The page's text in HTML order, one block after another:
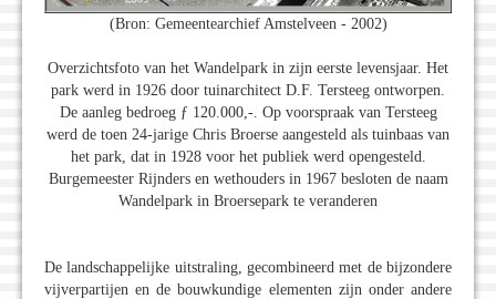
(Bron: Gemeentearchief Amstelveen - 2002)
Overzichtsfoto van het Wandelpark in zijn eerste levensjaar. Het
park werd in 1926 door tuinarchitect D.F. Tersteeg ontworpen.
De aanleg bedroeg ƒ 120.000,-. Op voorspraak van Tersteeg
werd de toen 24-jarige Chris Broerse aangesteld als tuinbaas van
het park, dat in 1928 voor het publiek werd opengesteld.
Burgemeester Rijnders en wethouders in 1967 besloten de naam
Wandelpark in Broersepark te veranderen
De landschappelijke uitstraling, gecombineerd met de bijzondere
vijverpartijen en de bouwkundige elementen zijn onder andere